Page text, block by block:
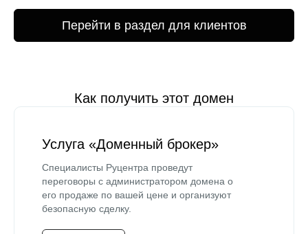
Перейти в раздел для клиентов
Как получить этот домен
Услуга «Доменный брокер»
Специалисты Руцентра проведут
переговоры с администратором домена о
его продаже по вашей цене и организуют
безопасную сделку.